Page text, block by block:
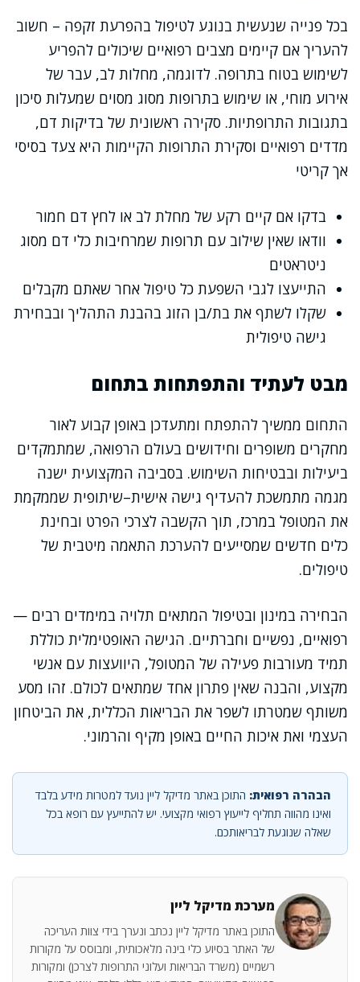
בכל פנייה שנעשית בנוגע לטיפול בהפרעת זקפה – חשוב
להעריך אם קיימים מצבים רפואיים שיכולים להפריע
לשימוש בטוח בתרופה. לדוגמה, מחלות לב, עבר של
אירוע מוחי, או שימוש בתרופות מסוג מסוים שמעלות סיכון
בתגובות התרופתיות. סקירה ראשונית של בדיקות דם,
מדדים רפואיים וסקירת התרופות הקיימות היא צעד בסיסי
אך קריטי
בדקו אם קיים רקע של מחלת לב או לחץ דם חמור
וודאו שאין שילוב עם תרופות שמרחיבות כלי דם מסוג
ניטראטים
התייעצו לגבי השפעת כל טיפול אחר שאתם מקבלים
שקלו לשתף את בת/בן הזוג בהבנת התהליך ובבחירת
גישה טיפולית
מבט לעתיד והתפתחות בתחום
התחום ממשיך להתפתח ומתעדכן באופן קבוע לאור
מחקרים משופרים וחידושים בעולם הרפואה, שמתמקדים
ביעילות ובבטיחות השימוש. בסביבה המקצועית ישנה
מגמה מתמשכת להעדיף גישה אישית–שיתופית שממקמת
את המטופל במרכז, תוך הקשבה לצרכי הפרט ובחינת
כלים חדשים שמסייעים להערכת התאמה מיטבית של
טיפולים.
הבחירה במינון ובטיפול המתאים תלויה במימדים רבים —
רפואיים, נפשיים וחברתיים. הגישה האופטימלית כוללת
תמיד מעורבות פעילה של המטופל, היוועצות עם אנשי
מקצוע, והבנה שאין פתרון אחד שמתאים לכולם. זהו מסע
משותף שמטרתו לשפר את הבריאות הכללית, את הביטחון
העצמי ואת איכות החיים באופן מקיף והרמוני.
הבהרה רפואית: התוכן באתר מדיקל ליין נועד למטרות מידע בלבד
ואינו מהווה תחליף לייעוץ רפואי מקצועי. יש להתייעץ עם רופא בכל
שאלה שנוגעת לבריאותכם.
מערכת מדיקל ליין
התוכן באתר מדיקל ליין נכתב ונערך בידי צוות העריכה
של האתר בסיוע כלי בינה מלאכותית, ומבוסס על מקורות
רשמיים (משרד הבריאות ועלוני התרופות לצרכן) ומקורות